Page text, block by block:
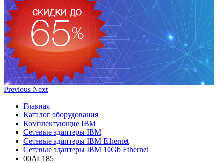
Previous Next
Главная
Каталог оборудования
Комплектующие IBM
Сетевые адаптеры IBM
Сетевые адаптеры IBM Ethernet
Сетевые адаптеры IBM 10Gb Ethernet
00AL185